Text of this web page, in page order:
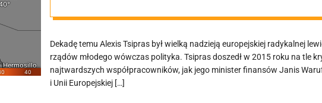
Dekadę temu Alexis Tsipras był wielką nadzieją europejskiej radykalnej
rządów młodego wówczas polityka. Tsipras doszedł w 2015 roku na tle
najtwardszych współpracowników, jak jego minister finansów Janis
i Unii Europejskiej […]